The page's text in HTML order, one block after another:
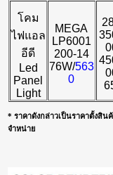
โคม
ไฟแอล
อีดี
Led
Panel
Light
MEGA
LP6001
200-14
76W/563
0
* ราคาดังกล่าวเป็นราคาตั้งสิ
จำหน่าย